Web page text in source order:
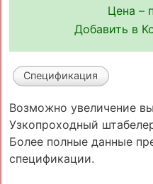
Цена –
Добавить в
Спецификация
Возможно увеличение
Узкопроходный
Более полные данные
спецификации.